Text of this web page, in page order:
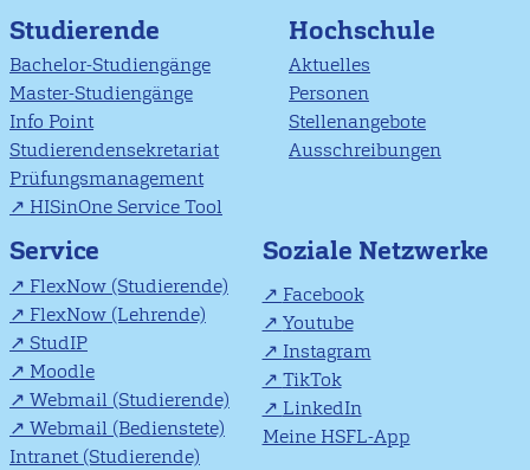
Studierende
Bachelor-Studiengänge
Master-Studiengänge
Info Point
Studierendensekretariat
Prüfungsmanagement
HISinOne Service Tool
Hochschule
Aktuelles
Personen
Stellenangebote
Ausschreibungen
Service
FlexNow (Studierende)
FlexNow (Lehrende)
StudIP
Moodle
Webmail (Studierende)
Webmail (Bedienstete)
Intranet (Studierende)
Soziale Netzwerke
Facebook
Youtube
Instagram
TikTok
LinkedIn
Meine HSFL-App